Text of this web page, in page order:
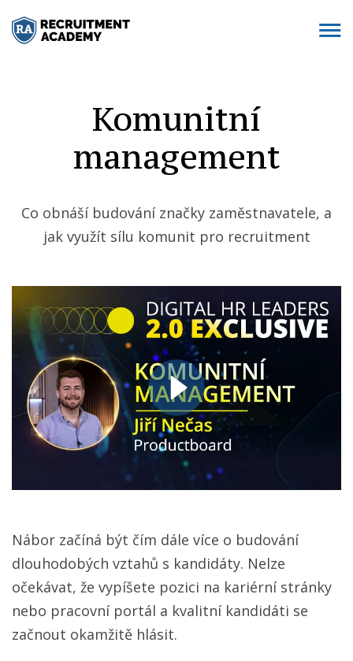
Komunitní
management
Co obnáší budování značky zaměstnavatele, a
jak využít sílu komunit pro recruitment
Nábor začíná být čím dále více o budování
dlouhodobých vztahů s kandidáty. Nelze
očekávat, že vypíšete pozici na kariérní stránky
nebo pracovní portál a kvalitní kandidáti se
začnout okamžitě hlásit.